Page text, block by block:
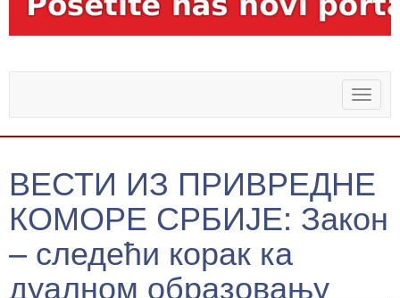
Toggle
ВЕСТИ ИЗ ПРИВРЕДНЕ
КОМОРЕ СРБИЈЕ: Закон
– следећи корак ка
дуалном образовању